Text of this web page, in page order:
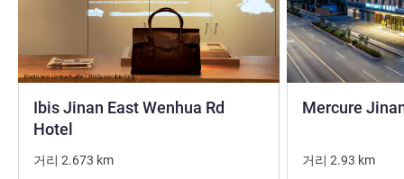
Ibis Jinan East Wenhua Rd
Hotel
거리 2.673 km
Mercure
거리 2.93 km